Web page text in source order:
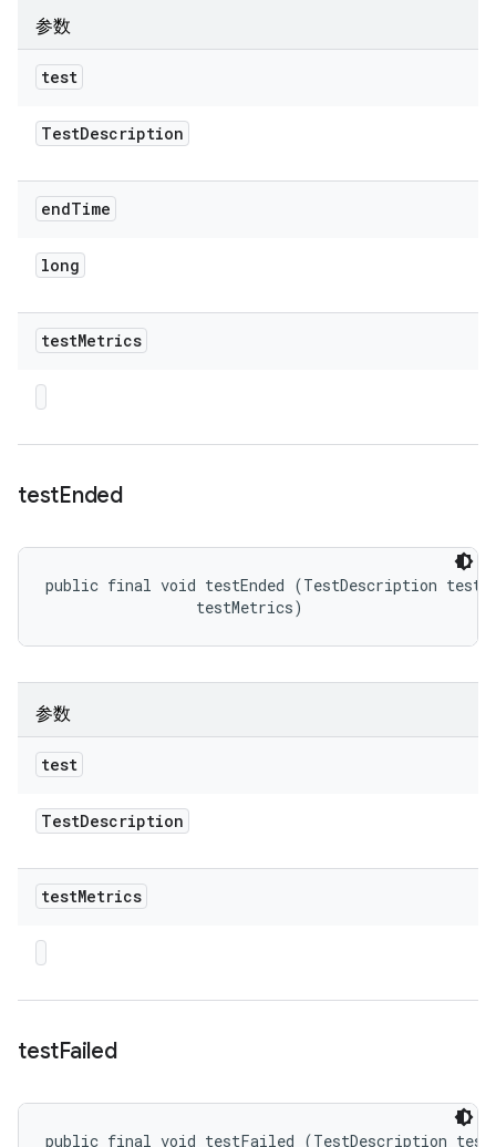
参数
test
TestDescription
endTime
long
testMetrics
testEnded
public final void testEnded (TestDescription
testMetrics)
参数
test
TestDescription
testMetrics
testFailed
public final void testFailed (TestDescription